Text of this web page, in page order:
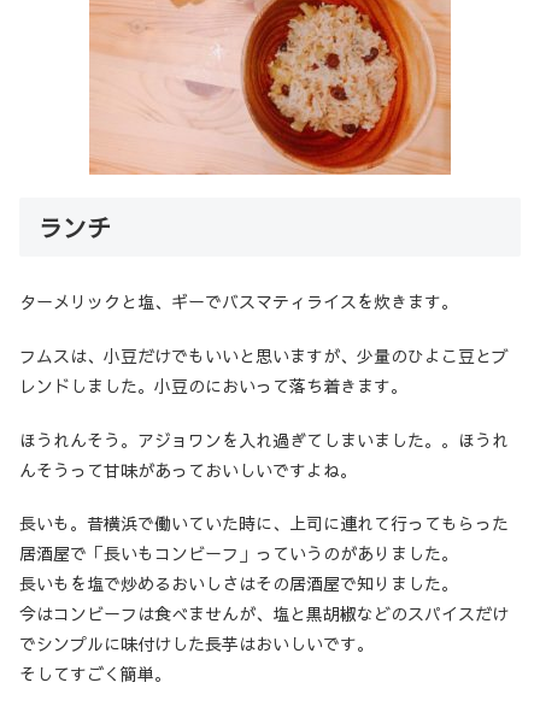
ランチ
ターメリックと塩、ギーでバスマティライスを炊きます。
フムスは、小豆だけでもいいと思いますが、少量のひよこ豆とブ
レンドしました。小豆のにおいって落ち着きます。
ほうれんそう。アジョワンを入れ過ぎてしまいました。。ほうれ
んそうって甘味があっておいしいですよね。
長いも。昔横浜で働いていた時に、上司に連れて行ってもらった
居酒屋で「長いもコンビーフ」っていうのがありました。
長いもを塩で炒めるおいしさはその居酒屋で知りました。
今はコンビーフは食べませんが、塩と黒胡椒などのスパイスだけ
でシンプルに味付けした長芋はおいしいです。
そしてすごく簡単。